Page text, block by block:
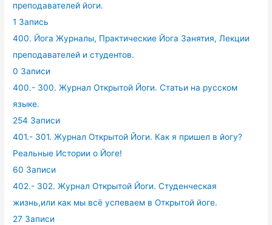
преподавателей йоги.
1 Запись
400. Йога Журналы, Практические Йога Занятия, Лекции
преподавателей и студентов.
0 Записи
400.- 300. Журнал Открытой Йоги. Статьи на русском
языке.
254 Записи
401.- 301. Журнал Открытой Йоги. Как я пришел в йогу?
Реальные Истории о Йоге!
60 Записи
402.- 302. Журнал Открытой Йоги. Студенческая
жизнь,или как мы всё успеваем в Открытой йоге.
27 Записи